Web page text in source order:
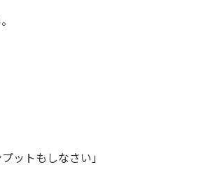
ットもしなさい」